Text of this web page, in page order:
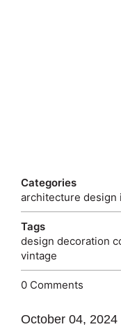
Categories
architecture design
Tags
design decoration
vintage
0 Comments
October 04, 2024